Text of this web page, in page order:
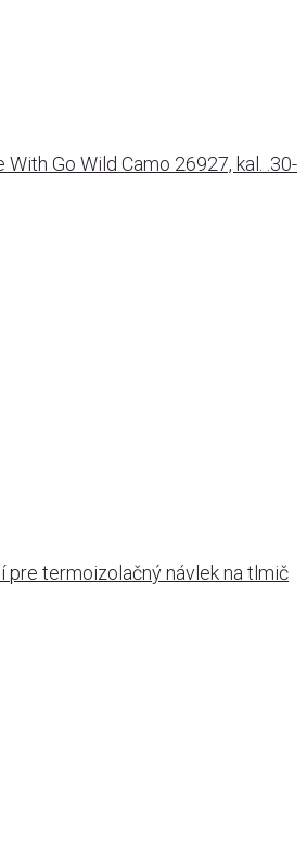
With Go Wild Camo 26927, kal. .30-
pre termoizolačný návlek na tlmič